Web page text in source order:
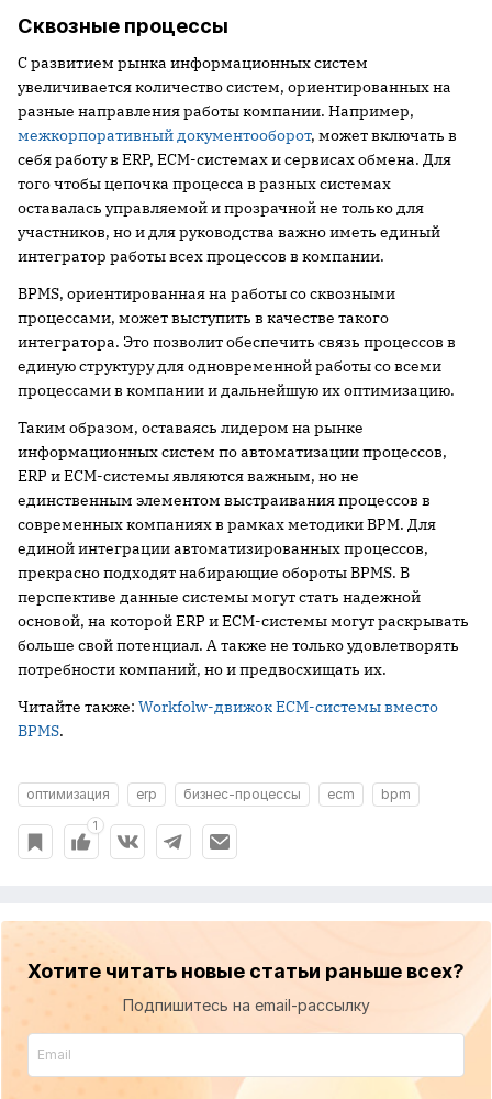
Сквозные процессы
С развитием рынка информационных систем
увеличивается количество систем, ориентированных на
разные направления работы компании. Например,
межкорпоративный документооборот, может включать в
себя работу в ERP, ECM-системах и сервисах обмена. Для
того чтобы цепочка процесса в разных системах
оставалась управляемой и прозрачной не только для
участников, но и для руководства важно иметь единый
интегратор работы всех процессов в компании.
BPMS, ориентированная на работы со сквозными
процессами, может выступить в качестве такого
интегратора. Это позволит обеспечить связь процессов в
единую структуру для одновременной работы со всеми
процессами в компании и дальнейшую их оптимизацию.
Таким образом, оставаясь лидером на рынке
информационных систем по автоматизации процессов,
ERP и ECM-системы являются важным, но не
единственным элементом выстраивания процессов в
современных компаниях в рамках методики BPM. Для
единой интеграции автоматизированных процессов,
прекрасно подходят набирающие обороты BPMS. В
перспективе данные системы могут стать надежной
основой, на которой ERP и ECM-системы могут раскрывать
больше свой потенциал. А также не только удовлетворять
потребности компаний, но и предвосхищать их.
Читайте также: Workfolw-движок ECM-системы вместо
BPMS.
оптимизация erp бизнес-процессы ecm bpm
1
Хотите читать новые статьи раньше всех?
Подпишитесь на email-рассылку